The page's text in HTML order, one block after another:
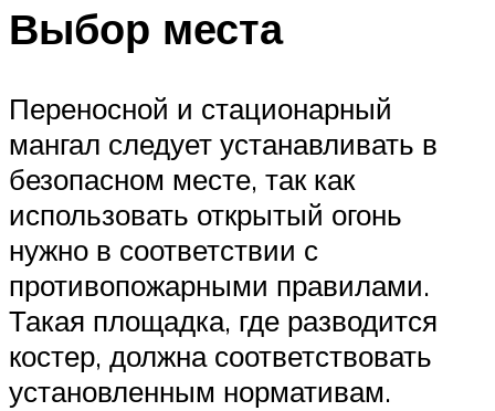
Выбор места
Переносной и стационарный
мангал следует устанавливать в
безопасном месте, так как
использовать открытый огонь
нужно в соответствии с
противопожарными правилами.
Такая площадка, где разводится
костер, должна соответствовать
установленным нормативам.